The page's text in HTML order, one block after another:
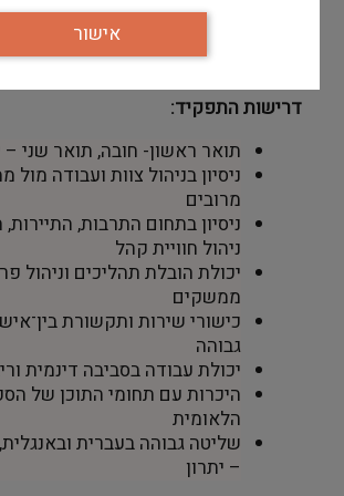
יצירת שיתופי פעולה עם ארגונים
המפעילים תכניות משיקות
החינוך והתיירות.
דרישות התפקיד:
תואר ראשון- חובה, תואר שני –
ניסיון בניהול צוות ועבודה
מרובים
ניסיון בתחום התרבות,
ניהול חוויית קהל
יכולת הובלת תהליכים וניהול
ממשקים
כישורי שירות ותקשורת
גבוהה
יכולת עבודה בסביבה דינמית
היכרות עם תחומי התוכן של
הלאומית
שליטה גבוהה בעברית
– יתרון
אישור